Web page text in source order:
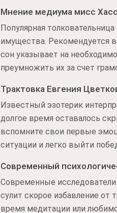
Мнение медиума мисс
Популярная
имущества. Рекомендуется
сон указывает на
преумножить их за счет
Трактовка Евгения
Известный эзотерик
долгое время оставалось
вспомните свои первые
ситуации и легко выйти
Современный
Современные
сулит скорое избавление от
время медитации или